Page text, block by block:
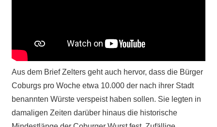
Aus dem Brief Zelters geht auch hervor, dass die Bürger
Coburgs pro Woche etwa 10.000 der nach ihrer Stadt
benannten Würste verspeist haben sollen. Sie legten in
damaligen Zeiten darüber hinaus die historische